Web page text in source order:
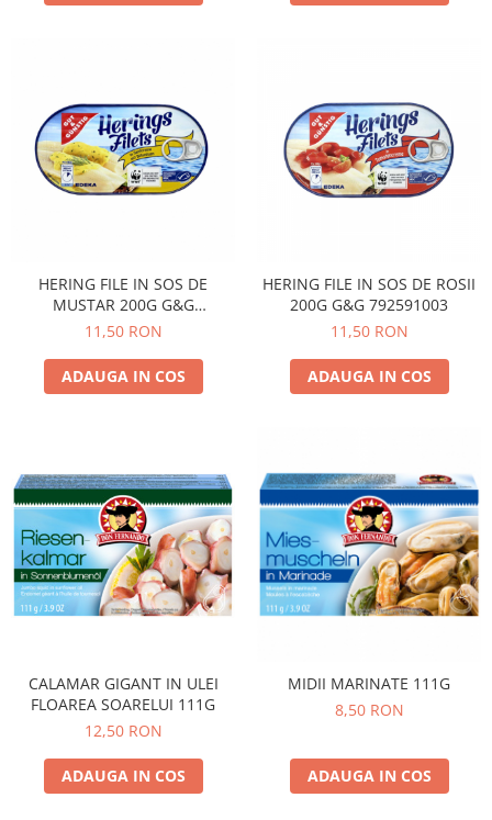
HERING FILE IN SOS DE
MUSTAR 200G G&G
453740001
11,50 RON
ADAUGA IN COS
HERING FILE IN SOS DE ROSII
200G G&G 792591003
11,50 RON
ADAUGA IN COS
CALAMAR GIGANT IN ULEI
FLOAREA SOARELUI 111G
12,50 RON
ADAUGA IN COS
MIDII MARINATE 111G
8,50 RON
ADAUGA IN COS